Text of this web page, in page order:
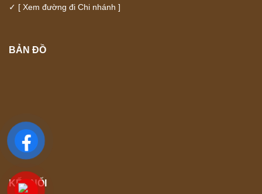
✓ [ Xem đường đi Chi nhánh ]
BẢN ĐỒ
KẾT NỐI